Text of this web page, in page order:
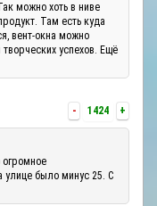
можно хоть в ниве
Там есть куда
вент-окна можно
успехов. Ещё
- 1424 +
огромное
улице было минус 25. С